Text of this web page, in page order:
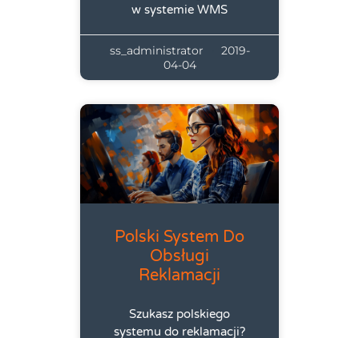
w systemie WMS
ss_administrator
2019-
04-04
Polski System Do
Obsługi
Reklamacji
Szukasz polskiego
systemu do reklamacji?